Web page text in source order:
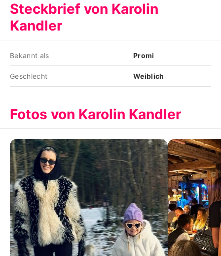
Nutzungsbedingungen
Utiq verwalten
Steckbrief von Karolin
Kandler
Bekannt als Promi
Geschlecht Weiblich
Fotos von Karolin Kandler